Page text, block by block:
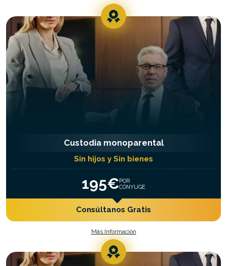
Custodia monoparental
Sin hijos y Sin bienes
195€POR
CÓNYUGE
Consúltanos Gratis
Más Información